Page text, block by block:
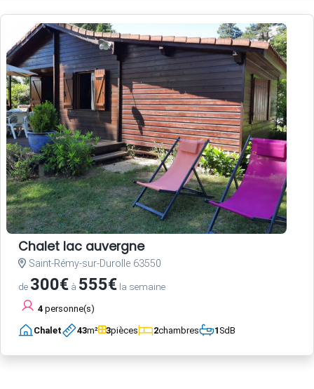
Chalet lac auvergne
Saint-Rémy-sur-Durolle 63550
de 300€ à 555€ la semaine
4 personne(s)
Chalet 43m² 3pièces 2chambres 1SdB